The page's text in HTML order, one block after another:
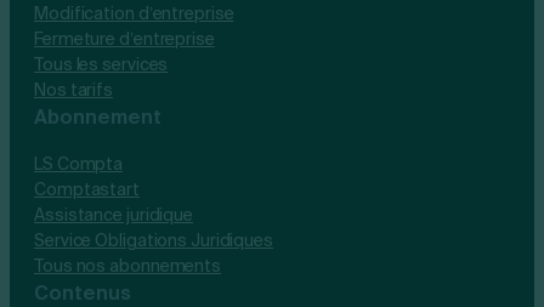
Modification d’entreprise
Fermeture d’entreprise
Tous les services
Nos tarifs
Abonnement
LS Compta
Comptastart
Assistance juridique
Service Obligations Juridiques
Tous nos abonnements
Contenus